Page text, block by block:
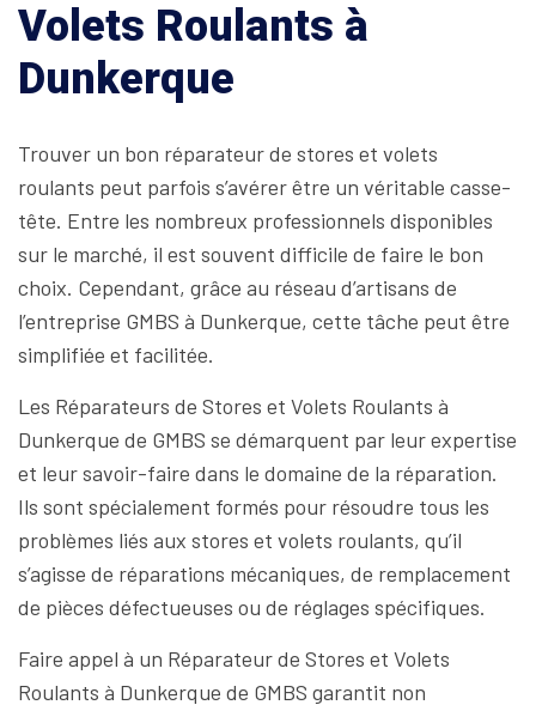
Volets Roulants à
Dunkerque
Trouver un bon réparateur de stores et volets
roulants peut parfois s’avérer être un véritable casse-
tête. Entre les nombreux professionnels disponibles
sur le marché, il est souvent difficile de faire le bon
choix. Cependant, grâce au réseau d’artisans de
l’entreprise GMBS à Dunkerque, cette tâche peut être
simplifiée et facilitée.
Les Réparateurs de Stores et Volets Roulants à
Dunkerque de GMBS se démarquent par leur expertise
et leur savoir-faire dans le domaine de la réparation.
Ils sont spécialement formés pour résoudre tous les
problèmes liés aux stores et volets roulants, qu’il
s’agisse de réparations mécaniques, de remplacement
de pièces défectueuses ou de réglages spécifiques.
Faire appel à un Réparateur de Stores et Volets
Roulants à Dunkerque de GMBS garantit non